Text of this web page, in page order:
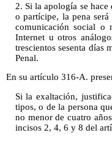
2. Si la apología se
o partícipe, la pena
comunicación social o
Internet u otros
trescientos sesenta
Penal.
En su artículo 316-A.
Si la exaltación,
tipos, o de la persona
no menor de cuatro
incisos 2, 4, 6 y 8 del